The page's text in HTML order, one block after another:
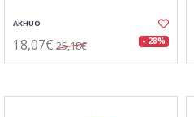
AKHUO
18,07€ 25,18€ - 28%